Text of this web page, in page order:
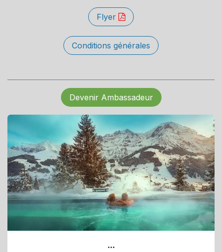
Flyer
Conditions générales
Devenir Ambassadeur
...